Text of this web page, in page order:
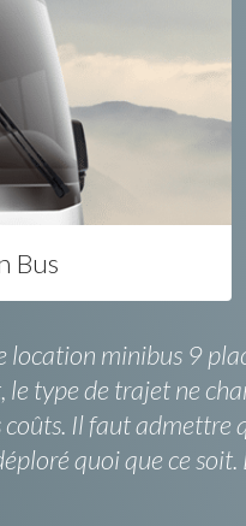
Bus
location minibus 9
le type de trajet ne
Il faut admettre
quoi que ce